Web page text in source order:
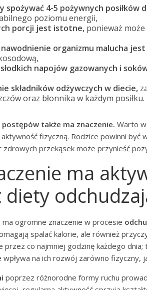
spożywać 4-5 pożywnych posiłków
poziomu energii,
porcji jest istotne, ponieważ
organizmu malucha jest
napojów gazowanych i
składników odżywczych w diecie,
oraz błonnika w każdym posiłku.
także ma znaczenie. Warto
fizyczną. Rodzice powinni być
zdrowych przekąsek może przynieść
ma
ma ogromne znaczenie w procesie
spalać kalorie, ale również
przez co najmniej godzinę każdego
na ich rozwój zarówno fizyczny,
poprzez różnorodne formy ruchu